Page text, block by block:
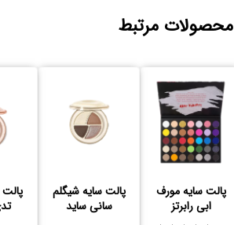
محصولات مرتبط
پالت سایه مورف
ابی رابرتز
پالت سایه شیگلم
سانی ساید